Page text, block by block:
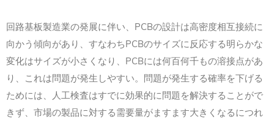
回路基板製造業の発展に伴い、PCBの設計は高密度相互接続に
向かう傾向があり、すなわちPCBのサイズに反応する明らかな
変化はサイズが小さくなり、PCBには何百何千もの溶接点があ
り、これは問題が発生しやすい。問題が発生する確率を下げる
ためには、人工検査はすでに効果的に問題を解決することがで
きず、市場の製品に対する需要量がますます大きくなるにつれ